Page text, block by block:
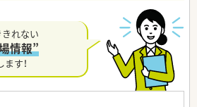
れない
情報”
す！